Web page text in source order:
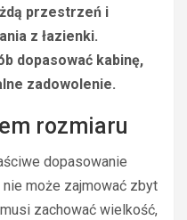
przestrzeń i
z łazienki.
dopasować kabinę,
zadowolenie.
rozmiaru
dopasowanie
może zajmować zbyt
zachować wielkość,